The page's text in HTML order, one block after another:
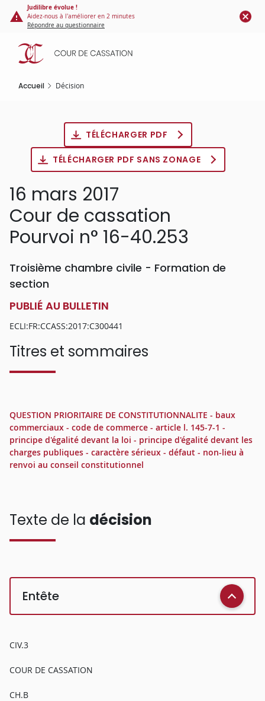
Panneau de gestion des cookies
contenu
principal
Judilibre évolue !
Aidez-nous à l'améliorer en 2 minutes
Répondre au questionnaire
Accueil Décision
TÉLÉCHARGER PDF
TÉLÉCHARGER PDF SANS ZONAGE
16 mars 2017
Cour de cassation
Pourvoi n° 16-40.253
Troisième chambre civile - Formation de
section
PUBLIÉ AU BULLETIN
ECLI:FR:CCASS:2017:C300441
Titres et sommaires
QUESTION PRIORITAIRE DE CONSTITUTIONNALITE - baux
commerciaux - code de commerce - article l. 145-7-1 -
principe d'égalité devant la loi - principe d'égalité devant les
charges publiques - caractère sérieux - défaut - non-lieu à
renvoi au conseil constitutionnel
Texte de la décision
Entête
CIV.3
COUR DE CASSATION
CH.B